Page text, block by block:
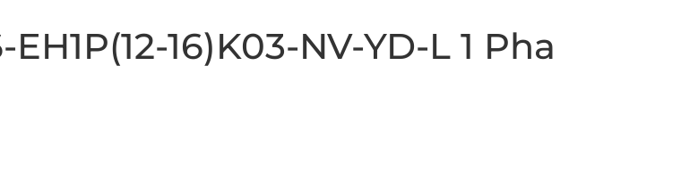
16)K03-NV-YD-L 1 Pha